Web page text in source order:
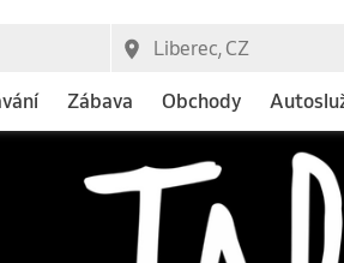
Zábava Obchody